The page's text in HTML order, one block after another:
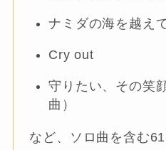
ナミダの海を越え
Cry out
守りたい、その笑
曲）
など、ソロ曲を含む61